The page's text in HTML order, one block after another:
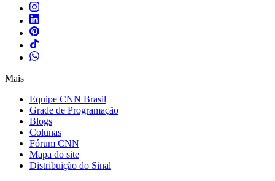
Mais
Equipe CNN Brasil
Grade de Programação
Blogs
Colunas
Fórum CNN
Mapa do site
Distribuição do Sinal